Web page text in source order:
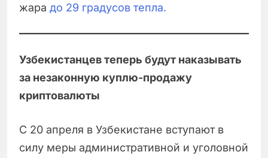
жара до 29 градусов тепла.
Узбекистанцев теперь будут наказывать
за незаконную куплю-продажу
криптовалюты
С 20 апреля в Узбекистане вступают в
силу меры административной и уголовной